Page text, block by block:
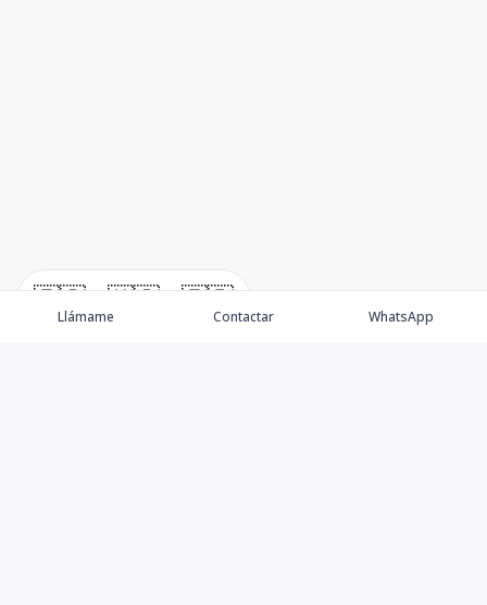
🇪🇸 🇺🇸 🇫🇷
Llámame Contactar WhatsApp